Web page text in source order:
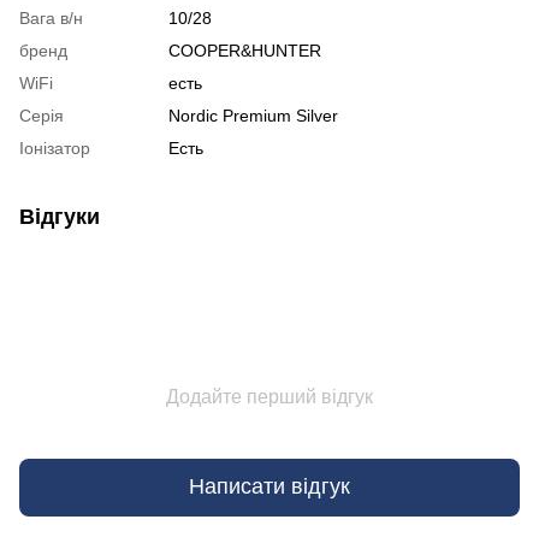
Вага в/н
10/28
бренд
COOPER&HUNTER
WiFi
есть
Серія
Nordic Premium Silver
Іонізатор
Есть
Відгуки
Додайте перший відгук
Написати відгук